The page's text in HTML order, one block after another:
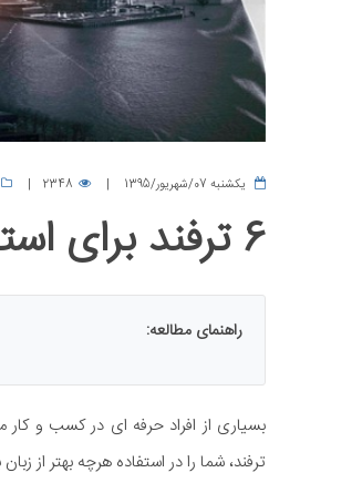
يكشنبه 07/شهریور/1395 2348
6 ترفند برای استفاده هرچه بهتر از زبان بدن
راهنمای مطالعه:
ترفند، شما را در استفاده هرچه بهتر از